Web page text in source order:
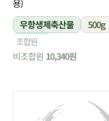
용)
무항생제축산물
500g
냉장
조합원
비조합원 10,340원